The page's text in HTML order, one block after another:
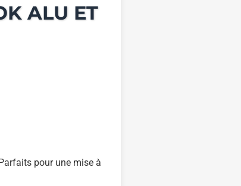
ALU ET
pour une mise à